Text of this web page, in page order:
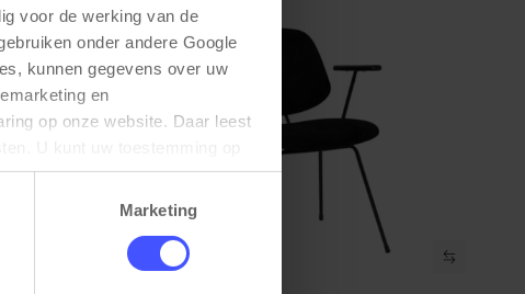
voor de werking van de
onder andere Google
kunnen gegevens over uw
en
op onze website. Daar leest
Marketing